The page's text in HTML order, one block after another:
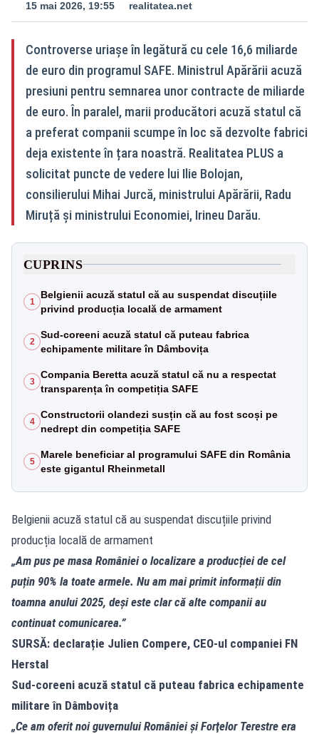
15 mai 2026, 19:55 realitatea.net
Controverse uriașe în legătură cu cele 16,6 miliarde
de euro din programul SAFE. Ministrul Apărării acuză
presiuni pentru semnarea unor contracte de miliarde
de euro. În paralel, marii producători acuză statul că
a preferat companii scumpe în loc să dezvolte fabrici
deja existente în țara noastră. Realitatea PLUS a
solicitat puncte de vedere lui Ilie Bolojan,
consilierului Mihai Jurcă, ministrului Apărării, Radu
Miruță și ministrului Economiei, Irineu Darău.
CUPRINS
1
Belgienii acuză statul că au suspendat discuțiile
privind producția locală de armament
2
Sud-coreeni acuză statul că puteau fabrica
echipamente militare în Dâmbovița
3
Compania Beretta acuză statul că nu a respectat
transparența în competiția SAFE
4
Constructorii olandezi susțin că au fost scoși pe
nedrept din competiția SAFE
5
Marele beneficiar al programului SAFE din România
este gigantul Rheinmetall
Belgienii acuză statul că au suspendat discuțiile privind
producția locală de armament
„Am pus pe masa României o localizare a producției de cel
puțin 90% la toate armele. Nu am mai primit informații din
toamna anului 2025, deși este clar că alte companii au
continuat comunicarea.”
SURSĂ: declarație Julien Compere, CEO-ul companiei FN
Herstal
Sud-coreeni acuză statul că puteau fabrica echipamente
militare în Dâmbovița
„Ce am oferit noi guvernului României şi Forţelor Terestre era